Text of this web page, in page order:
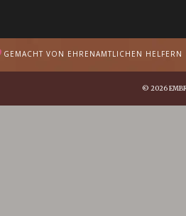
GEMACHT VON EHRENAMTLICHEN
© 2026